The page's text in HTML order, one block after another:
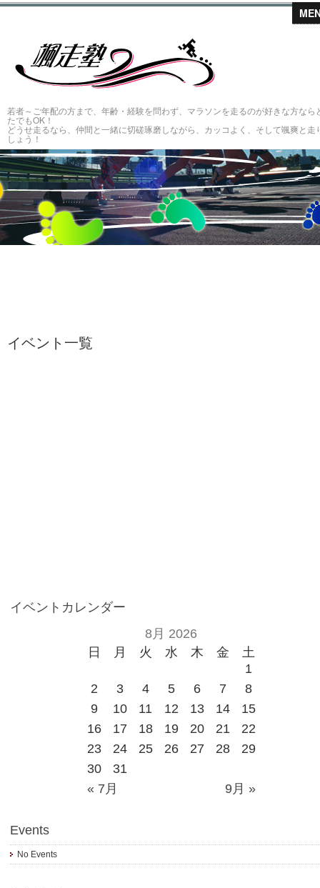
若者～ご年配の方まで、年齢・経験を問わず、マラソンを走るのが好きな方なら
たでもOK！
どうせ走るなら、仲間と一緒に切磋琢磨しながら、カッコよく、そして颯爽と走
しょう！
イベント一覧
イベントカレンダー
8月 2026
日
月 火 水 木 金
土
1
2
3 4 5 6 7
8
9
10 11 12 13 14
15
16
17 18 19 20 21
22
23
24 25 26 27 28
29
30
31
« 7月
9月 »
Events
No Events